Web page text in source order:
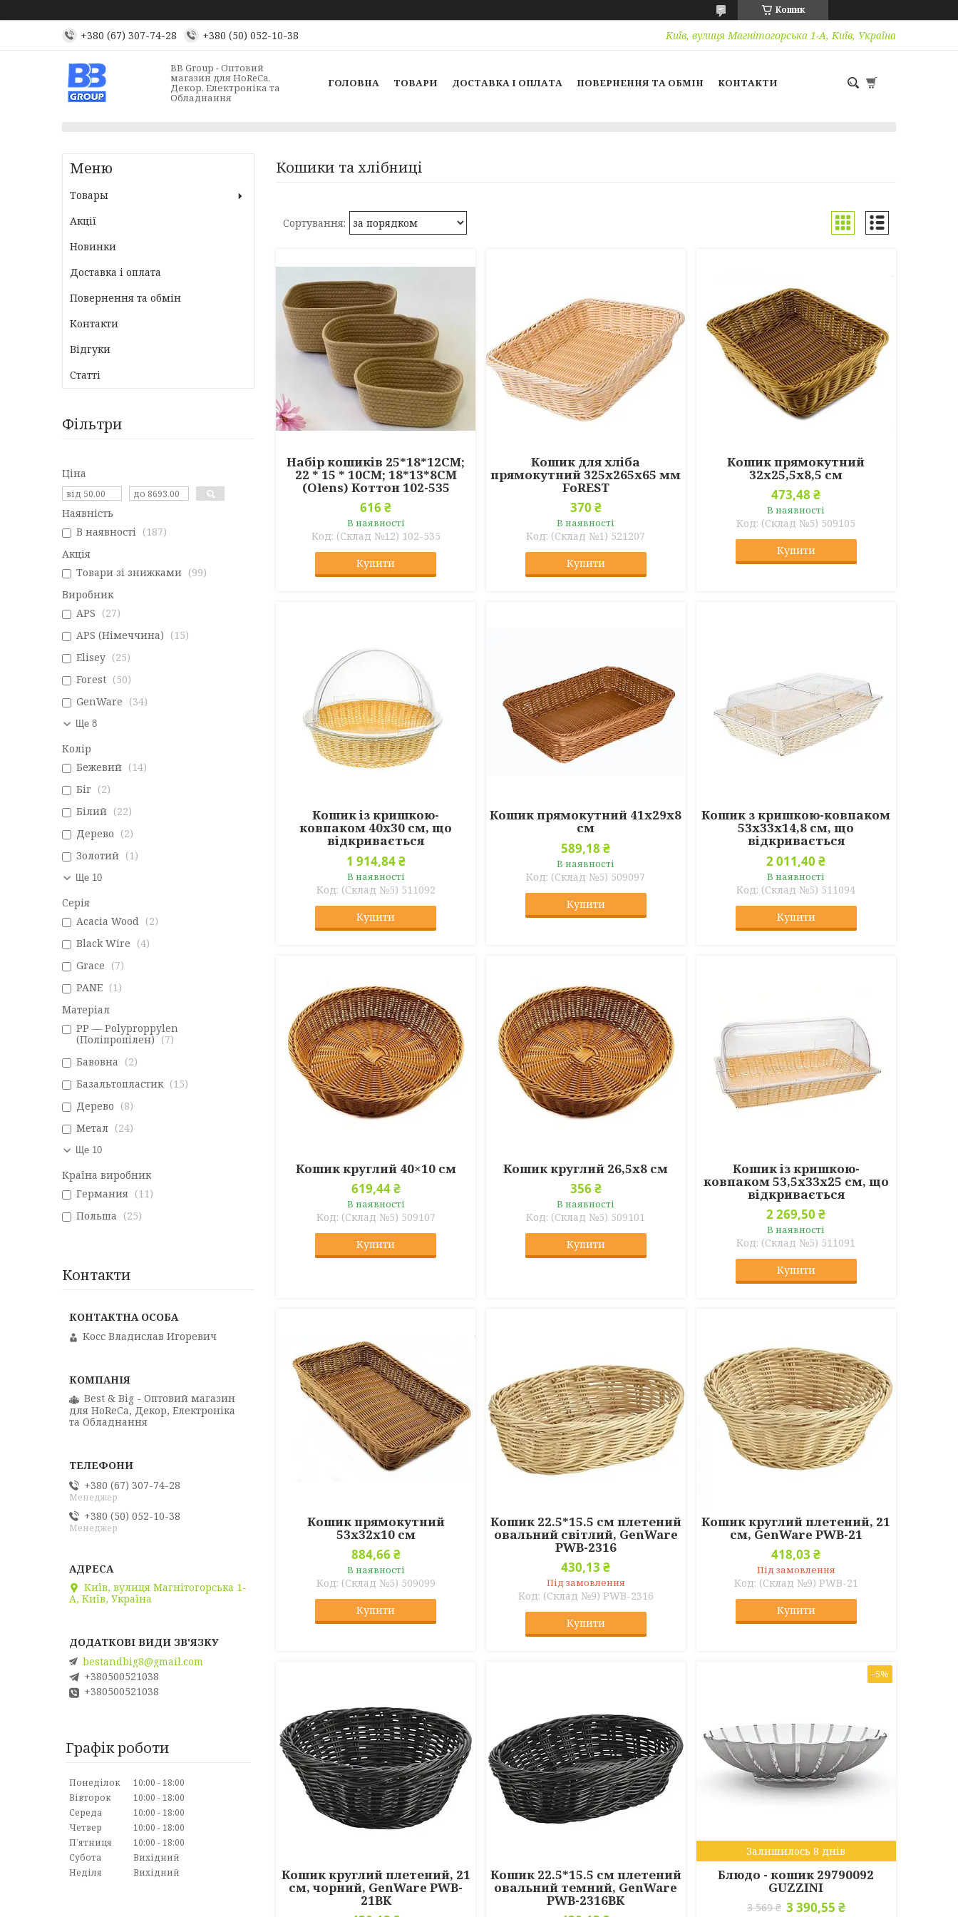
Кошик
+380 (67) 307-74-28 +380 (50) 052-10-38 Київ, вулиця Магнітогорська 1-А, Київ, Україна
BB Group - Оптовий
магазин для HoReCa,
Декор, Електроніка та
Обладнання
ГОЛОВНА ТОВАРИ ДОСТАВКА І ОПЛАТА ПОВЕРНЕННЯ ТА ОБМІН КОНТАКТИ
Кошики та хлібниці
Набір кошиків 25*18*12CM;
22 * 15 * 10CM; 18*13*8CM
(Olens) Коттон 102-535
616 ₴
В наявності
(Склад №12) 102-535
Купити
Кошик для хліба
прямокутний 325х265х65 мм
FoREST
370 ₴
В наявності
(Склад №1) 521207
Купити
Кошик прямокутний
32х25,5х8,5 см
473,48 ₴
В наявності
(Склад №5) 509105
Купити
Кошик із кришкою-
ковпаком 40х30 см, що
відкривається
1 914,84 ₴
В наявності
(Склад №5) 511092
Купити
Кошик прямокутний 41х29х8
см
589,18 ₴
В наявності
(Склад №5) 509097
Купити
Кошик з кришкою-ковпаком
53х33х14,8 см, що
відкривається
2 011,40 ₴
В наявності
(Склад №5) 511094
Купити
Кошик круглий 40×10 см
619,44 ₴
В наявності
(Склад №5) 509107
Купити
Кошик круглий 26,5х8 см
356 ₴
В наявності
(Склад №5) 509101
Купити
Кошик із кришкою-
ковпаком 53,5х33х25 см, що
відкривається
2 269,50 ₴
В наявності
(Склад №5) 511091
Купити
Кошик прямокутний
53х32х10 см
884,66 ₴
В наявності
(Склад №5) 509099
Купити
Кошик 22.5*15.5 см плетений
овальний світлий, GenWare
PWB-2316
430,13 ₴
Під замовлення
(Склад №9) PWB-2316
Купити
Кошик круглий плетений, 21
см, GenWare PWB-21
418,03 ₴
Під замовлення
(Склад №9) PWB-21
Купити
Кошик круглий плетений, 21
см, чорний, GenWare PWB-
21BK
Кошик 22.5*15.5 см плетений
овальний темний, GenWare
PWB-2316BK
–5%
Залишилось 8 днів
Блюдо - кошик 29790092
GUZZINI
3 569 ₴ 3 390,55 ₴
Товары
Акції
Новинки
Доставка і оплата
Повернення та обмін
Контакти
Відгуки
Статті
Фільтри
Ціна
Наявність
В наявності
187
Акція
Товари зі знижками
99
Виробник
APS
27
APS (Німеччина)
15
Elisey
25
Forest
50
GenWare
34
Ще 8
Колір
Бежевий
14
Біг
2
Білий
22
Дерево
2
Золотий
1
Ще 10
Серія
Acacia Wood
2
Black Wire
4
Grace
7
PANE
1
Матеріал
PP — Polyproppylen
(Поліпропілен)
7
Бавовна
2
Базальтопластик
15
Дерево
8
Метал
24
Ще 10
Країна виробник
Германия
11
Польша
25
Контакти
Косс Владислав Игоревич
Best & Big - Оптовий магазин
для HoReCa, Декор, Електроніка
та Обладнання
+380 (67) 307-74-28
Менеджер
+380 (50) 052-10-38
Менеджер
Київ, вулиця Магнітогорська 1-
А, Київ, Україна
bestandbig8@gmail.com
+380500521038
+380500521038
Графік роботи
Понеділок 10:00
18:00
Вівторок
10:00
18:00
Середа
10:00
18:00
Четвер
10:00
18:00
Пʼятниця
10:00
18:00
Субота
Вихідний
Неділя
Вихідний